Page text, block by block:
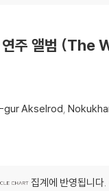
연주 앨범
Akselrod
집계에 반영됩니다.